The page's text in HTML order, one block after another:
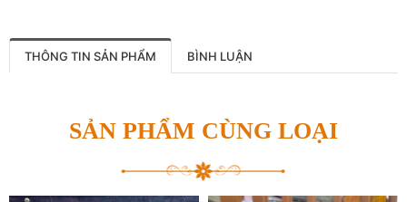
THÔNG TIN SẢN PHẨM BÌNH LUẬN
SẢN PHẨM CÙNG LOẠI